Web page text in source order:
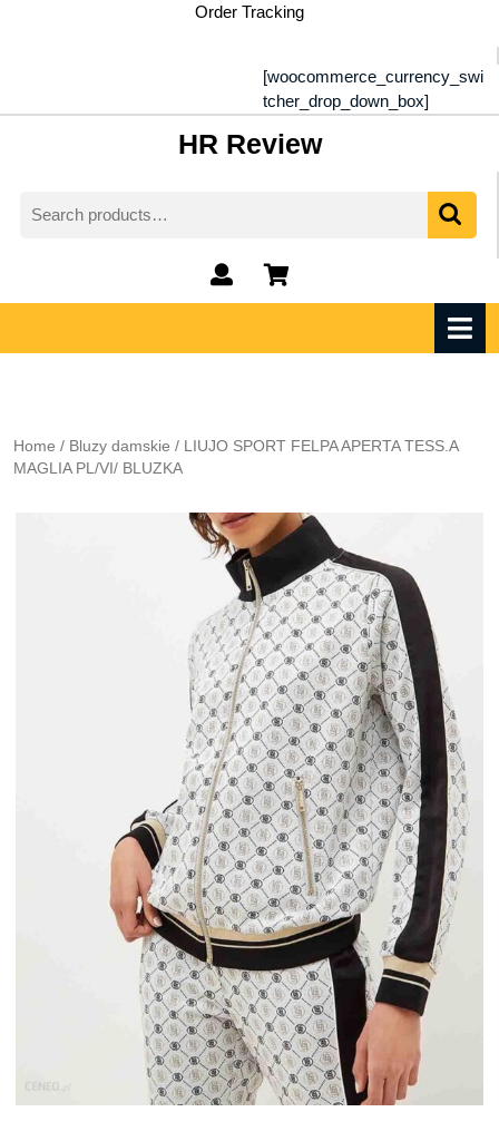
Order Tracking
[woocommerce_currency_swi
tcher_drop_down_box]
HR Review
for:
My
Account
shopping
cart
Home / Bluzy damskie / LIUJO SPORT FELPA APERTA TESS.A
MAGLIA PL/VI/ BLUZKA